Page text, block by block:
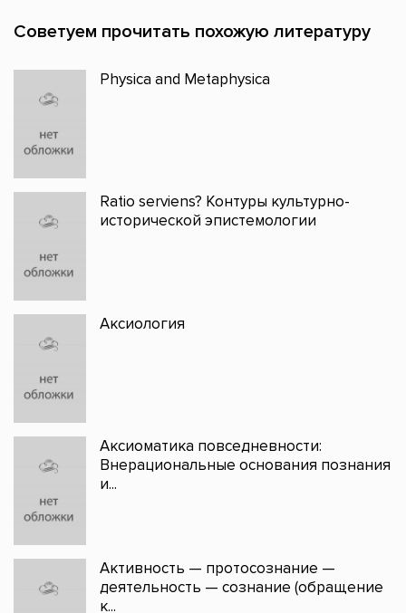
Советуем прочитать похожую литературу
Physica and Metaphysica
Ratio serviens? Контуры культурно-
исторической эпистемологии
Аксиология
Аксиоматика повседневности:
Внерациональные основания познания
и...
Активность — протосознание —
деятельность — сознание (обращение
к...